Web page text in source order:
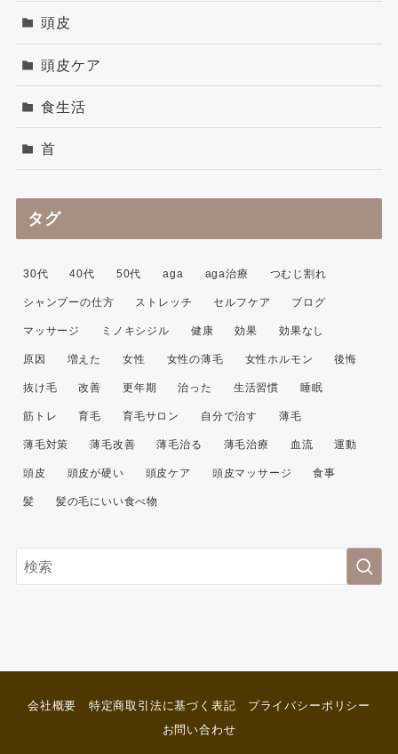
頭皮
頭皮ケア
食生活
首
タグ
30代 40代 50代 aga aga治療 つむじ割れ
シャンプーの仕方 ストレッチ セルフケア ブログ
マッサージ ミノキシジル 健康 効果 効果なし
原因 増えた 女性 女性の薄毛 女性ホルモン 後悔
抜け毛 改善 更年期 治った 生活習慣 睡眠
筋トレ 育毛 育毛サロン 自分で治す 薄毛
薄毛対策 薄毛改善 薄毛治る 薄毛治療 血流 運動
頭皮 頭皮が硬い 頭皮ケア 頭皮マッサージ 食事
髪 髪の毛にいい食べ物
会社概要 特定商取引法に基づく表記
プライバシーポリシー
お問い合わせ